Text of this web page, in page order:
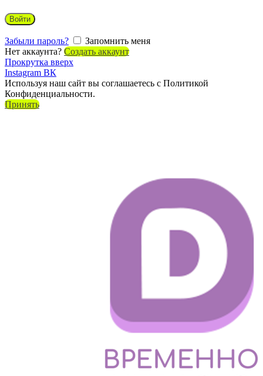
Войти
Забыли пароль?
Запомнить меня
Нет аккаунта? Создать аккаунт
Прокрутка вверх
Instagram ВК
Используя наш сайт вы соглашаетесь с Политикой
Конфиденциальности.
Принять